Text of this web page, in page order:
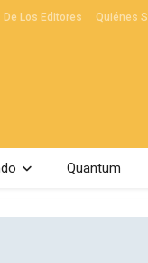
De Los Editores Quiénes
Quantum